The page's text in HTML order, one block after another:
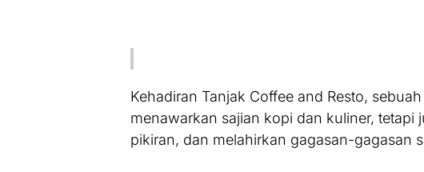
Kehadiran Tanjak Coffee and Resto,
menawarkan sajian kopi dan kuliner, tetapi
pikiran, dan melahirkan gagasan-gagasan